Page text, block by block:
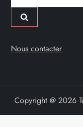
Nous contacter
Copyright @ 2026